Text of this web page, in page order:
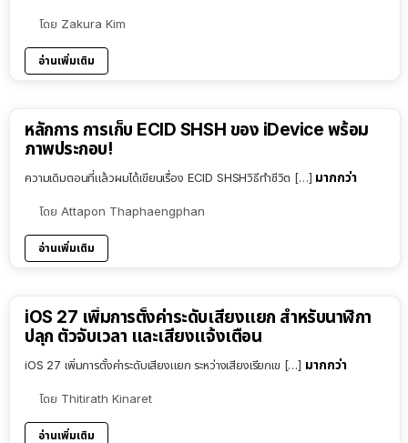
โดย Zakura Kim
อ่านเพิ่มเติม
หลักการ การเก็บ ECID SHSH ของ iDevice พร้อม
ภาพประกอบ!
ความเดิมตอนที่แล้วผมได้เขียนเรื่อง ECID SHSHวิธีทำชีวิต […] มากกว่า
โดย Attapon Thaphaengphan
อ่านเพิ่มเติม
iOS 27 เพิ่มการตั้งค่าระดับเสียงแยก สำหรับนาฬิกา
ปลุก ตัวจับเวลา และเสียงแจ้งเตือน
iOS 27 เพิ่มการตั้งค่าระดับเสียงแยก ระหว่างเสียงเรียกเข […] มากกว่า
โดย Thitirath Kinaret
อ่านเพิ่มเติม